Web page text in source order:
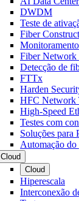
DWDM
Teste de
Fiber
Fiber Network
Detecção de
FTTx
Harden
HFC Network
High-Speed
Testes com
Soluções para
Automação do
Cloud
Cloud
Hiperescala
Interconexão